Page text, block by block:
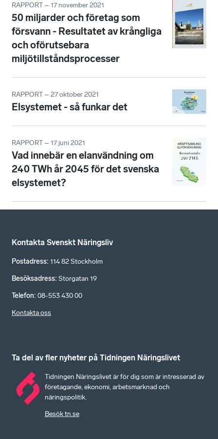
RAPPORT – 17 november 2021
50 miljarder och företag som
försvann - Resultatet av krångliga
och oförutsebara
miljötillståndsprocesser
RAPPORT – 27 oktober 2021
Elsystemet - så funkar det
RAPPORT – 17 juni 2021
Vad innebär en elanvändning om
240 TWh år 2045 för det svenska
elsystemet?
Kontakta Svenskt Näringsliv
Postadress: 114 82 Stockholm
Besöksadress: Storgatan 19
Telefon: 08-553 430 00
Kontakta oss
Ta del av fler nyheter på Tidningen Näringslivet
Tidningen Näringslivet är för dig som är intresserad av
företagande, ekonomi, arbetsmarknad och
näringspolitik.
Besök tn.se